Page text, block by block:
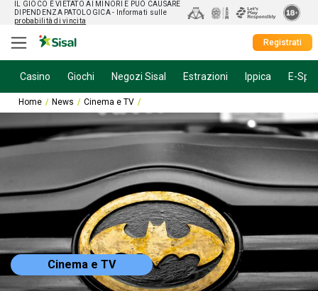
IL GIOCO È VIETATO AI MINORI E PUÒ CAUSARE
DIPENDENZA PATOLOGICA - Informati sulle
probabilità di vincita
Registrati
Casino Giochi Negozi Sisal Estrazioni Ippica E-
Home News Cinema e TV
Cinema e TV